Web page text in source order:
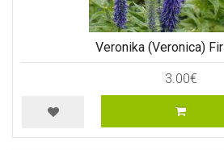
Veronika (Veronica)
3.00€